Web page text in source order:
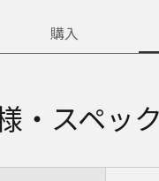
購入
・スペック